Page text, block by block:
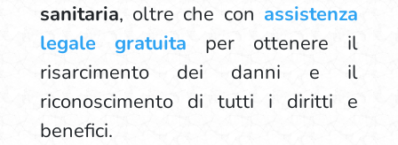
sanitaria, oltre che con assistenza
legale gratuita per ottenere il
risarcimento dei danni e il
riconoscimento di tutti i diritti e
benefici.